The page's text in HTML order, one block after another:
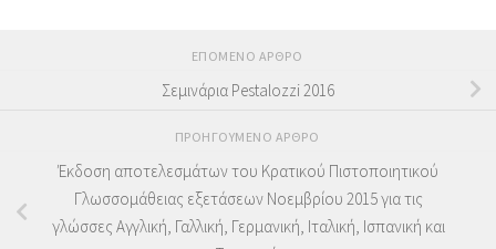
ΕΠΌΜΕΝΟ ΆΡΘΡΟ
Σεμινάρια Pestalozzi 2016
ΠΡΟΗΓΟΎΜΕΝΟ ΆΡΘΡΟ
Έκδοση αποτελεσμάτων του Κρατικού Πιστοποιητικού
Γλωσσομάθειας εξετάσεων Νοεμβρίου 2015 για τις
γλώσσες Αγγλική, Γαλλική, Γερμανική, Ιταλική, Ισπανική και